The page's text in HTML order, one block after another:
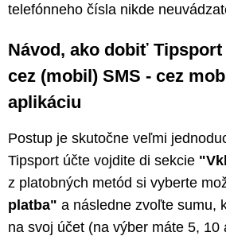
telefónneho čísla nikde
Návod, ako dobiť Tipsport
cez (mobil) SMS - cez
aplikáciu
Postup je skutočne veľmi
Tipsport účte vojdite di sekcie
z platobných metód si vyberte
platba" a následne zvoľte sumu,
na svoj účet (na výber máte 5, 10